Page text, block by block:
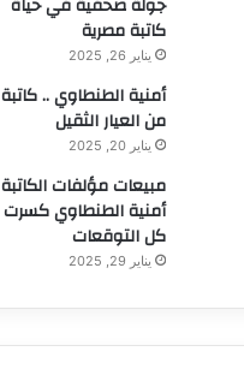
كاتبة مصرية
يناير 26, 2025
أمنية الطنطاوي .. كاتبة
من العيار الثقيل
يناير 20, 2025
مبيعات مؤلفات الكاتبة
أمنية الطنطاوي كسرت
كل التوقعات
يناير 29, 2025